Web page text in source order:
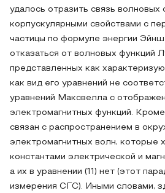
удалось отразить связь волновых
корпускулярными свойствами с
частицы по формуле энергии
отказаться от волновых функций
представленных как
как вид его уравнений не
уравнений Максвелла с
электромагнитных функций.
связан с распространением в
электромагнитных волн, которые
константами электрической и
а их в уравнении (11) нет (этот
измерения СГС). Иными словами,